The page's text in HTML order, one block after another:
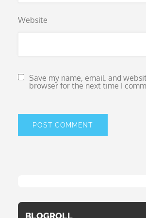
Website
Save my name, email, and
browser for the next time I
BLOGROLL